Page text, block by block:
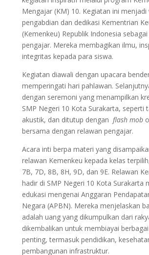
Mengajar (KM) 10. Kegiatan ini menjadi
pengabdian dan dedikasi Kementrian
(Kemenkeu) Republik Indonesia
pengajar. Mereka membagikan ilmu,
integritas kepada para siswa.
Kegiatan diawali dengan upacara
memperingati hari pahlawan.
dengan seremoni yang menampilkan
SMP Negeri 10 Kota Surakarta, seperti
akustik, dan ditutup dengan flash mob
bersama dengan relawan pengajar.
Acara inti berpa materi yang
relawan Kemenkeu kepada kelas
7B, 7D, 8B, 8H, 9D, dan 9E. Relawan
hadir di SMP Negeri 10 Kota Surakarta
edukasi mengenai Anggaran
Negara (APBN). Mereka menjelaskan
adalah uang yang dikumpulkan dari
dikembalikan untuk membiayai
penting, termasuk pendidikan,
pembangunan infrastruktur.